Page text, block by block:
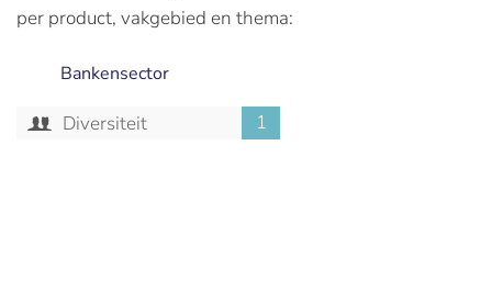
per product, vakgebied en thema:
Bankensector
Diversiteit 1